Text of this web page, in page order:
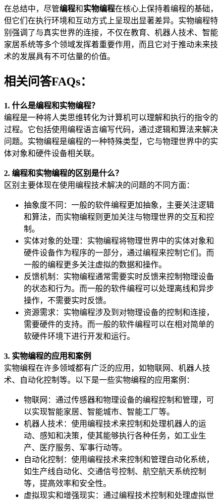
在总结中，尽管编程和实物编程在核心上保持着编程的基础，
但它们在执行环境和互动方式上呈现出显著差异。实物编程特
别强调了与真实世界的连接，不仅在教育、机器人技术、智能
家居系统等多个领域发挥着重要作用，而且它对于推动未来技
术的发展具有不可估量的价值。
相关问答FAQs：
1. 什么是编程和实物编程？
编程是一种将人类思维转化为计算机可以理解和执行的指令的
过程。它包括使用编程语言编写代码，通过逻辑和算法来解决
问题。实物编程是编程的一种特殊类型，它与物理世界中的实
体对象和硬件设备相关联。
2. 编程和实物编程的区别是什么？
区别主要体现在使用编程技术解决的问题的不同方面：
抽象度不同：一般的软件编程更加抽象，主要关注逻辑
和算法，而实物编程则更加关注与物理世界的交互和控
制。
实体对象的处理：实物编程将物理世界中的实体对象和
硬件设备作为程序的一部分，通过编程来控制它们。而
一般的编程更多关注虚拟的数据和操作。
反馈机制：实物编程通常需要实时反馈来控制物理设备
的状态和行为。而一般的软件编程可以处理离线和异步
操作，不需要实时反馈。
资源需求：实物编程涉及到对物理设备的控制和连接，
需要硬件的支持。而一般的软件编程可以在相对简单的
软硬件环境下进行开发和运行。
3. 实物编程的应用和案例
实物编程在许多领域都有广泛的应用，如物联网、机器人技
术、自动化控制等。以下是一些实物编程的应用案例：
物联网：通过传感器和物理设备的编程控制和管理，可
以实现智能家居、智能城市、智能工厂等。
机器人技术：使用编程技术来控制和处理机器人的运
动、感知和决策，使其能够执行各种任务，如工业生
产、医疗服务、军事行动等。
自动化控制：使用编程技术来控制和管理自动化系统，
如生产线自动化、交通信号控制、航空航天系统控制
等，提高效率和安全性。
虚拟现实和增强现实：通过编程技术控制和处理虚拟世